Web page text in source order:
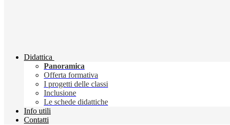
Didattica
Panoramica
Offerta formativa
I progetti delle classi
Inclusione
Le schede didattiche
Info utili
Contatti